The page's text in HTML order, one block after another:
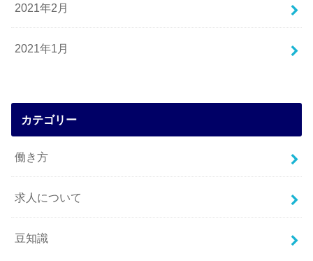
2021年2月
2021年1月
カテゴリー
働き方
求人について
豆知識